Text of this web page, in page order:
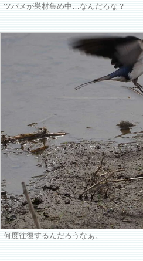
ツバメが巣材集め中…なんだろな？
何度往復するんだろうなぁ。